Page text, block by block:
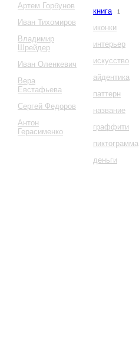
Артем Горбунов
Иван Тихомиров
Владимир
Шрейдер
Иван Оленкевич
Вера
Евстафьева
Сергей Федоров
Антон
Герасименко
книга 1
иконки
интерьер
искусство
айдентика
паттерн
название
граффити
пиктограмма
деньги